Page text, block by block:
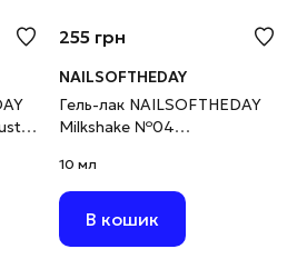
255 грн
NAILSOFTHEDAY
Гель-лак NAILSOFTHEDAY
Milkshake №04
10 мл
10 мл
В кошик